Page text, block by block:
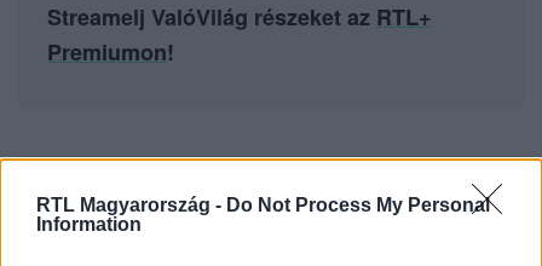
RTL Magyarország - Do Not Process My Personal
Information
Streamelj ValóVilág részeket az RTL+
Premiumon!
legyen a Google-találatokban!